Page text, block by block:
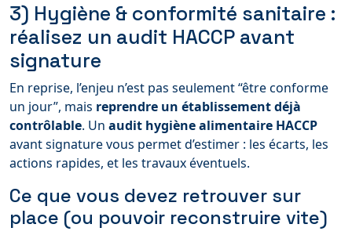
3) Hygiène & conformité sanitaire :
réalisez un audit HACCP avant
signature
En reprise, l’enjeu n’est pas seulement “être conforme
un jour”, mais reprendre un établissement déjà
contrôlable. Un audit hygiène alimentaire HACCP
avant signature vous permet d’estimer : les écarts, les
actions rapides, et les travaux éventuels.
Ce que vous devez retrouver sur
place (ou pouvoir reconstruire vite)